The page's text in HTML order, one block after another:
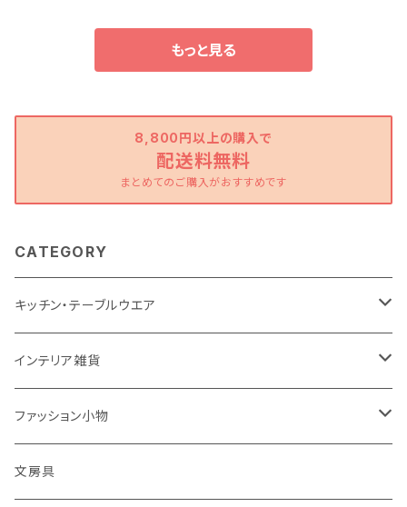
もっと見る
8,800円以上の購入で
配送料無料
まとめてのご購入がおすすめです
CATEGORY
キッチン・テーブルウエア
器
マグ・グラス
キッチン用品
インテリア雑貨
置物・オブジェ
フラワーベース
ファッション小物
靴下
文房具